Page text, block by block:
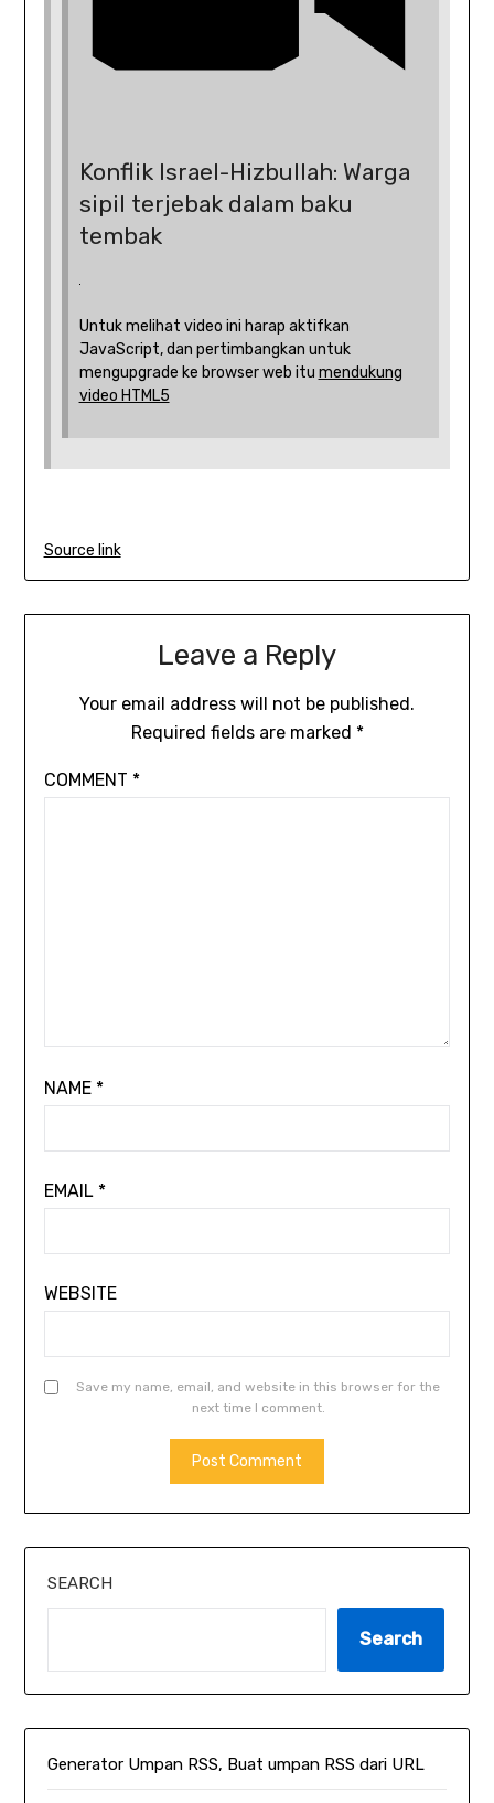
Konflik Israel-Hizbullah: Warga
sipil terjebak dalam baku
tembak
Untuk melihat video ini harap aktifkan
JavaScript, dan pertimbangkan untuk
mengupgrade ke browser web itu mendukung
video HTML5
Source link
Leave a Reply
Your email address will not be published.
Required fields are marked *
COMMENT *
NAME *
EMAIL *
WEBSITE
Save my name, email, and website in this browser for the
next time I comment.
SEARCH
Search
Generator Umpan RSS, Buat umpan RSS dari URL